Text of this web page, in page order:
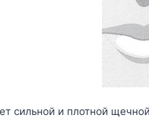
сильной и плотной